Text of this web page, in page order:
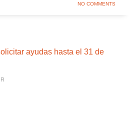
NO COMMENTS
ayudas hasta el 31 de